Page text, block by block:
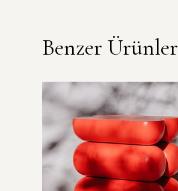
Benzer Ürünler